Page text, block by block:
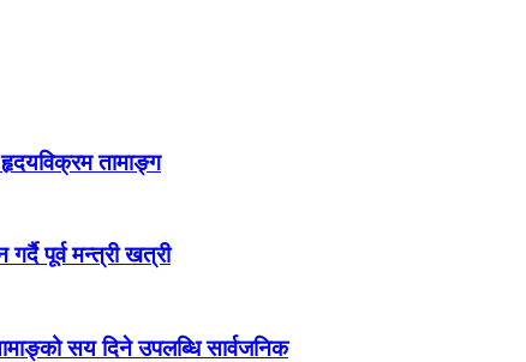
तामाङ्ग
पूर्व मन्त्री खत्री
सय दिने उपलब्धि सार्वजनिक